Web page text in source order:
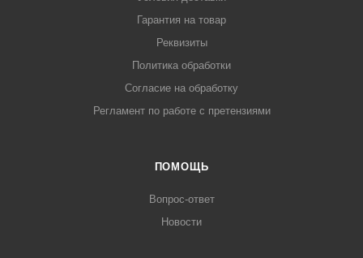
Гарантия на товар
Реквизиты
Политика обработки
Согласие на обработку
Регламент по работе с претензиями
ПОМОЩЬ
Вопрос-ответ
Новости